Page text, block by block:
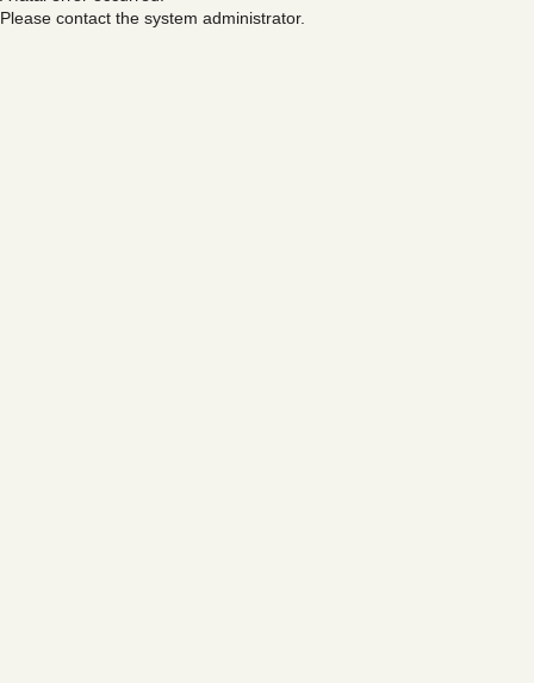
Please contact the system administrator.